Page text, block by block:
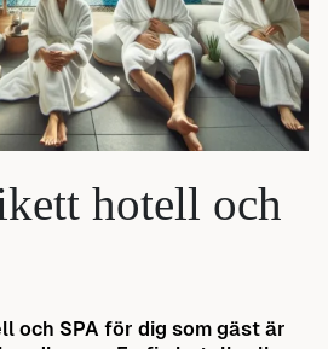
hotell och
och SPA för dig som gäst är